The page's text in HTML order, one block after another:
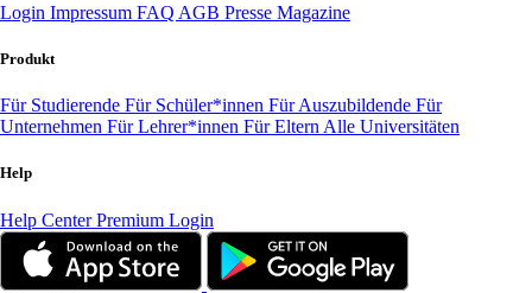
Login Impressum FAQ AGB Presse Magazine
Produkt
Für Studierende Für Schüler*innen Für Auszubildende Für
Unternehmen Für Lehrer*innen Für Eltern Alle Universitäten
Help
Help CenterPremium Login